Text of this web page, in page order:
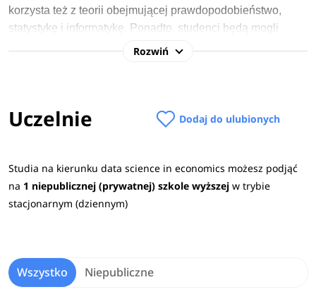
korzysta też z teorii obejmującej prawdopodobieństwo,
statystykę i informatykę. Ponadto, studenci będą mogli
nauczyć się programować, używając języków takich jak
kierunku Data science in economics najczęściej
wiedza o społeczeństwie.Sprawdźwymagane przedmioty
maturalne na uczelniach>
Absolwenci tego kierunku studiów mogą podjąć
zatrudnienie w firmach fintechowych, badawczo-
Rozwiń
Uczelnie Dodaj do ulubionych
Studia na kierunku data science in economics możesz podjąć
na 1 niepublicznej (prywatnej) szkole wyższejw trybie
stacjonarnym (dziennym)
Wszystko Niepubliczne